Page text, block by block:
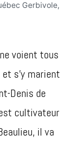
Gerbivole,
voient tous
s’y marient
Denis de
cultivateur
il va